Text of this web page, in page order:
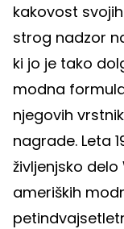
kakovost
strog nadzor
ki jo je tako
modna
njegovih
nagrade. Leta
življenjsko
ameriških